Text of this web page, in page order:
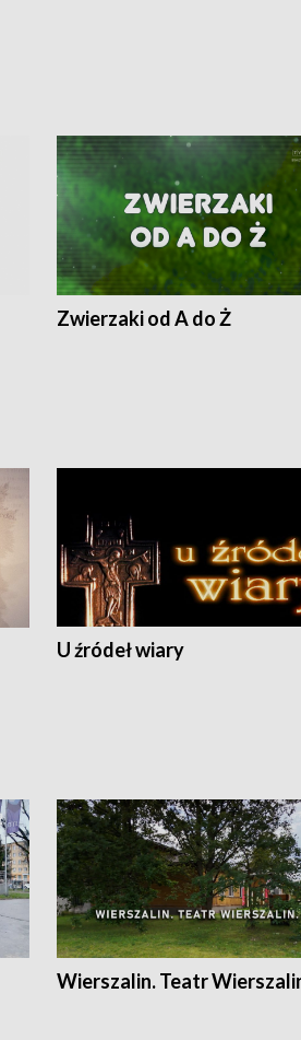
Zwierzaki od A do Ż
U źródeł wiary
Wierszalin. Teatr